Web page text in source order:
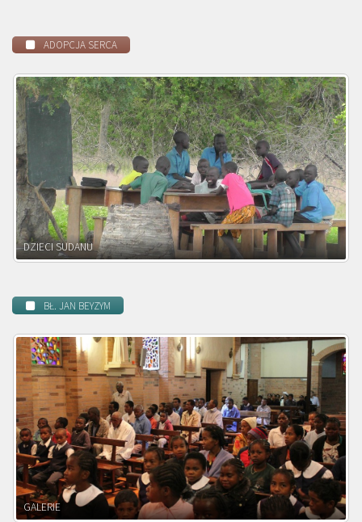
ADOPCJA SERCA
DZIECI ZAMBII
BŁ. JAN BEYZYM
POWOŁANIE MISYJNE